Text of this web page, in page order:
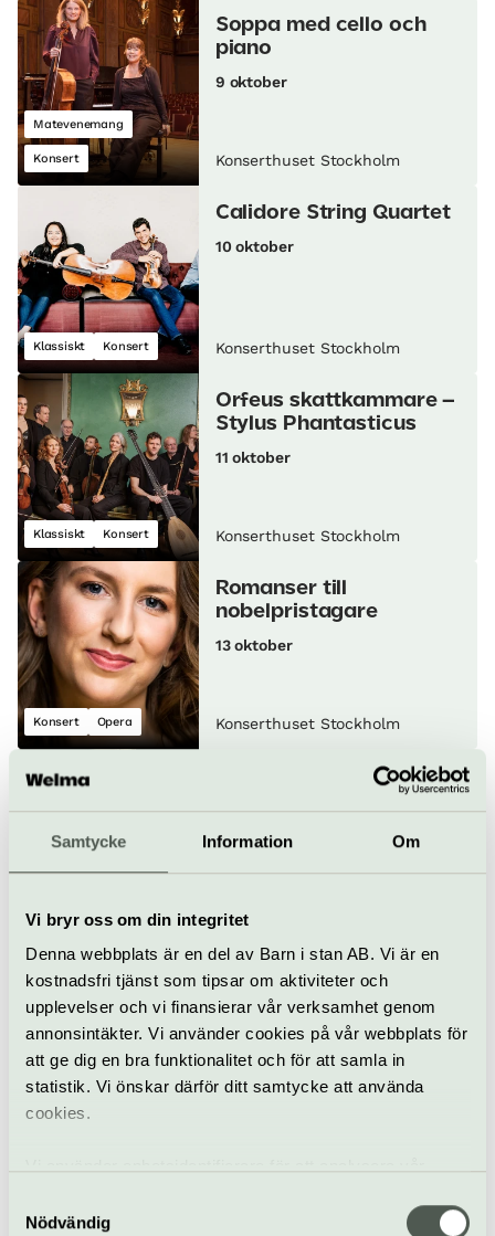
Samtycke Information Om
Vi bryr oss om din integritet
Denna webbplats är en del av Barn i stan AB. Vi är en
kostnadsfri tjänst som tipsar om aktiviteter och
upplevelser och vi finansierar vår verksamhet genom
annonsintäkter. Vi använder cookies på vår webbplats för
att ge dig en bra funktionalitet och för att samla in
statistik. Vi önskar därför ditt samtycke att använda
cookies.
samt tillhandahålla funktioner för sociala medier. Vi
Nödvändig
Matevenemang
Konsert
Soppa med cello och
piano
9 oktober
Konserthuset Stockholm
Klassiskt Konsert
Calidore String Quartet
10 oktober
Konserthuset Stockholm
Klassiskt Konsert
Orfeus skattkammare –
Stylus Phantasticus
11 oktober
Konserthuset Stockholm
Konsert Opera
Romanser till
nobelpristagare
13 oktober
Konserthuset Stockholm
Mahler och Byström
14–15 oktober
Konserthuset Stockholm
Konsert
Eric Ericsons
Kammarkör och
Tranströmer
17 oktober